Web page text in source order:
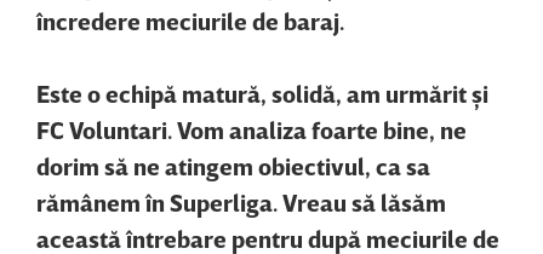
încredere meciurile de baraj.
Este o echipă matură, solidă, am urmărit şi
FC Voluntari. Vom analiza foarte bine, ne
dorim să ne atingem obiectivul, ca sa
rămânem în Superliga. Vreau să lăsăm
această întrebare pentru după meciurile de